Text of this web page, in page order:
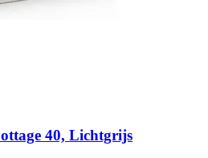
40, Lichtgrijs